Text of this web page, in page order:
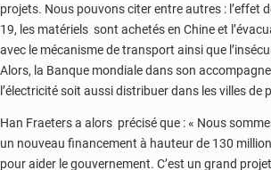
projets. Nous pouvons citer entre autres : l’effet
19, les matériels sont achetés en Chine et
avec le mécanisme de transport ainsi que
Alors, la Banque mondiale dans son
l’électricité soit aussi distribuer dans les villes de
Han Fraeters a alors précisé que : « Nous
un nouveau financement à hauteur de 130
pour aider le gouvernement. C’est un grand